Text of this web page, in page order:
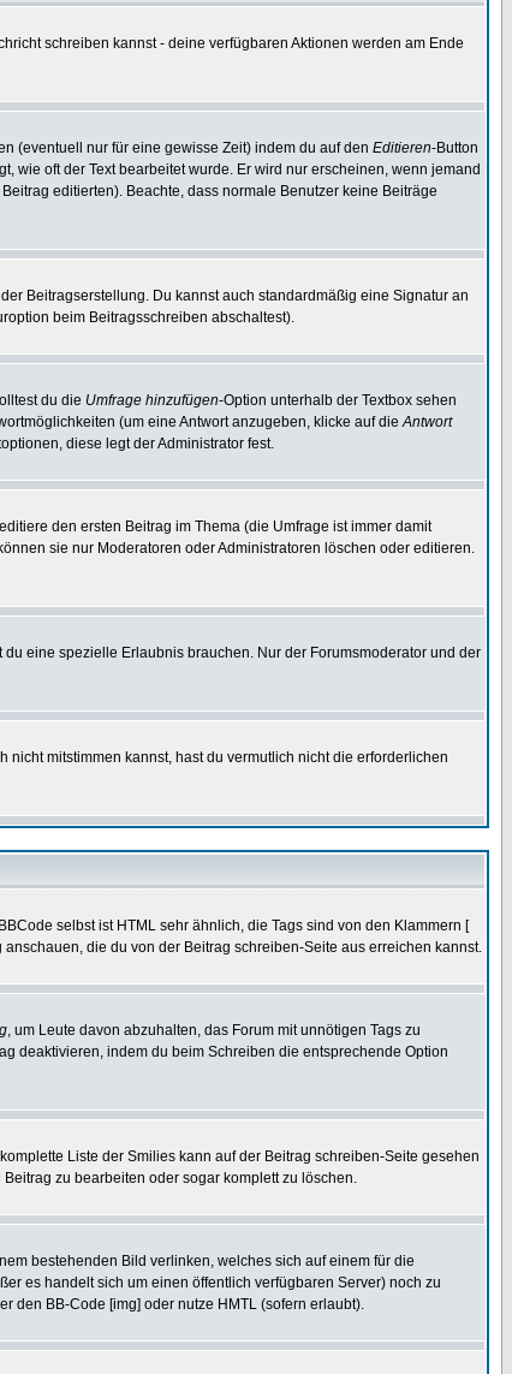
schreiben kannst - deine verfügbaren Aktionen werden am Ende
(eventuell nur für eine gewisse Zeit) indem du auf den Editieren-Button
wie oft der Text bearbeitet wurde. Er wird nur erscheinen, wenn jemand
editierten). Beachte, dass normale Benutzer keine Beiträge
Beitragserstellung. Du kannst auch standardmäßig eine Signatur an
beim Beitragsschreiben abschaltest).
du die Umfrage hinzufügen-Option unterhalb der Textbox sehen
(um eine Antwort anzugeben, klicke auf dieAntwort
diese legt der Administrator fest.
den ersten Beitrag im Thema (die Umfrage ist immer damit
sie nur Moderatoren oder Administratoren löschen oder editieren.
eine spezielle Erlaubnis brauchen. Nur der Forumsmoderator und der
mitstimmen kannst, hast du vermutlich nicht die erforderlichen
selbst ist HTML sehr ähnlich, die Tags sind von den Klammern [
die du von der Beitrag schreiben-Seite aus erreichen kannst.
, um Leute davon abzuhalten, das Forum mit unnötigen Tags zu
deaktivieren, indem du beim Schreiben die entsprechende Option
Liste der Smilies kann auf der Beitrag schreiben-Seite gesehen
zu bearbeiten oder sogar komplett zu löschen.
bestehenden Bild verlinken, welches sich auf einem für die
es handelt sich um einen öffentlich verfügbaren Server) noch zu
den BB-Code [img] oder nutze HMTL (sofern erlaubt).